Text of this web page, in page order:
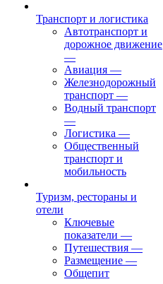
Транспорт и логистика
Автотранспорт и
дорожное движение
—
Авиация —
Железнодорожный
транспорт —
Водный транспорт
—
Логистика —
Общественный
транспорт и
мобильность
Туризм, рестораны и
отели
Ключевые
показатели —
Путешествия —
Размещение —
Общепит